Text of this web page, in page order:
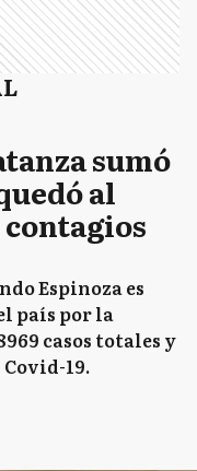
sumó
al
Espinoza es
país por la
casos totales y
19.